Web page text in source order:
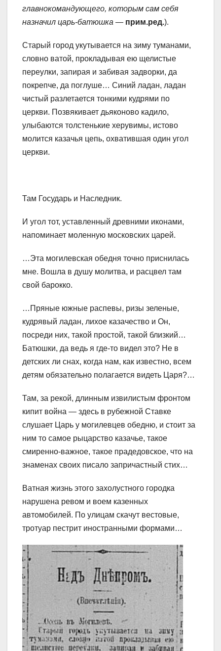
главнокомандующего, которым сам себя
назначил царь-батюшка — прим.ред.).
Старый город укутывается на зиму туманами,
словно ватой, прокладывая ею щелистые
переулки, запирая и забивая задворки, да
покрепче, да поглуше… Синий ладан, ладан
чистый разлетается тонкими кудрями по
церкви. Позвякивает дьяконово кадило,
улыбаются толстенькие херувимы, истово
молится казачья цепь, охватившая один угол
церкви.
Там Государь и Наследник.
И угол тот, уставленный древними иконами,
напоминает моленную московских царей.
…Эта могилевская обедня точно приснилась
мне. Вошла в душу молитва, и расцвел там
свой барокко.
…Пряные южные распевы, ризы зеленые,
кудрявый ладан, лихое казачество и Он,
посреди них, такой простой, такой близкий…
Батюшки, да ведь я где-то видел это? Не в
детских ли снах, когда нам, как известно, всем
детям обязательно полагается видеть Царя?…
Там, за рекой, длинным извилистым фронтом
кипит война — здесь в рубежной Ставке
слушает Царь у могилевцев обедню, и стоит за
ним то самое рыцарство казачье, такое
смиренно-важное, такое прадедовское, что на
знаменах своих писало запричастный стих…
Ватная жизнь этого захолустного городка
нарушена ревом и воем казенных
автомобилей. По улицам скачут вестовые,
тротуар пестрит иностранными формами…